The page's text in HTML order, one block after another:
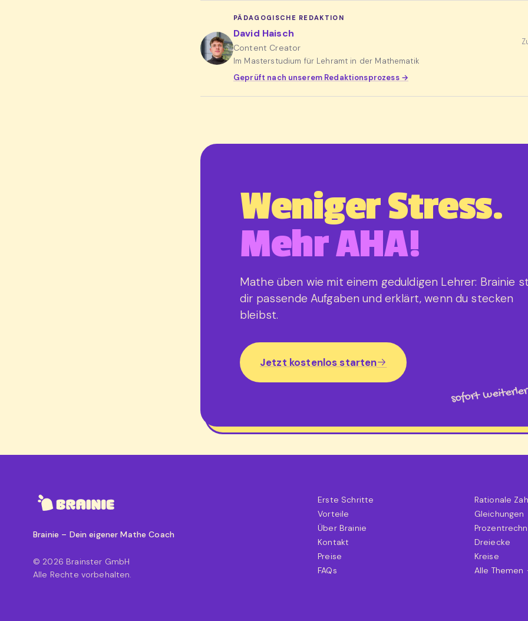
PÄDAGOGISCHE REDAKTION
David Haisch
Content Creator
Im Masterstudium für Lehramt in der Mathematik
Geprüft nach unserem Redaktionsprozess →
Weniger Stress.
Mehr AHA!
Mathe üben wie mit einem geduldigen Lehrer: Brainie
dir passende Aufgaben und erklärt, wenn du stecken
bleibst.
Jetzt kostenlos starten
sofort
Brainie – Dein eigener Mathe Coach
© 2026 Brainster GmbH
Alle Rechte vorbehalten.
Erste Schritte
Vorteile
Über Brainie
Kontakt
Preise
FAQs
Rationale
Gleichungen
Dreiecke
Kreise
Alle Themen